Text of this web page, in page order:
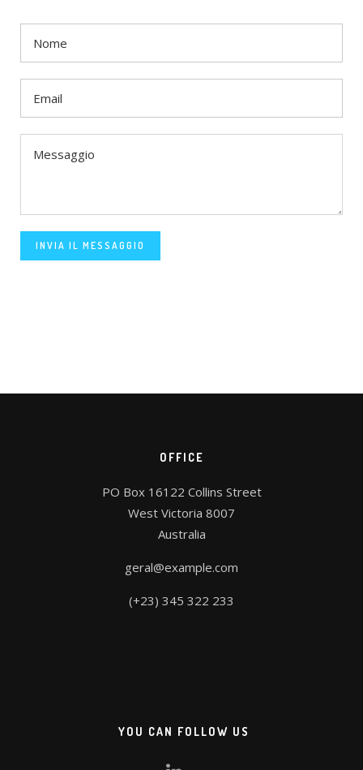
INVIA IL MESSAGGIO
OFFICE
PO Box 16122 Collins Street
West Victoria 8007
Australia
geral@example.com
(+23) 345 322 233
YOU CAN FOLLOW US